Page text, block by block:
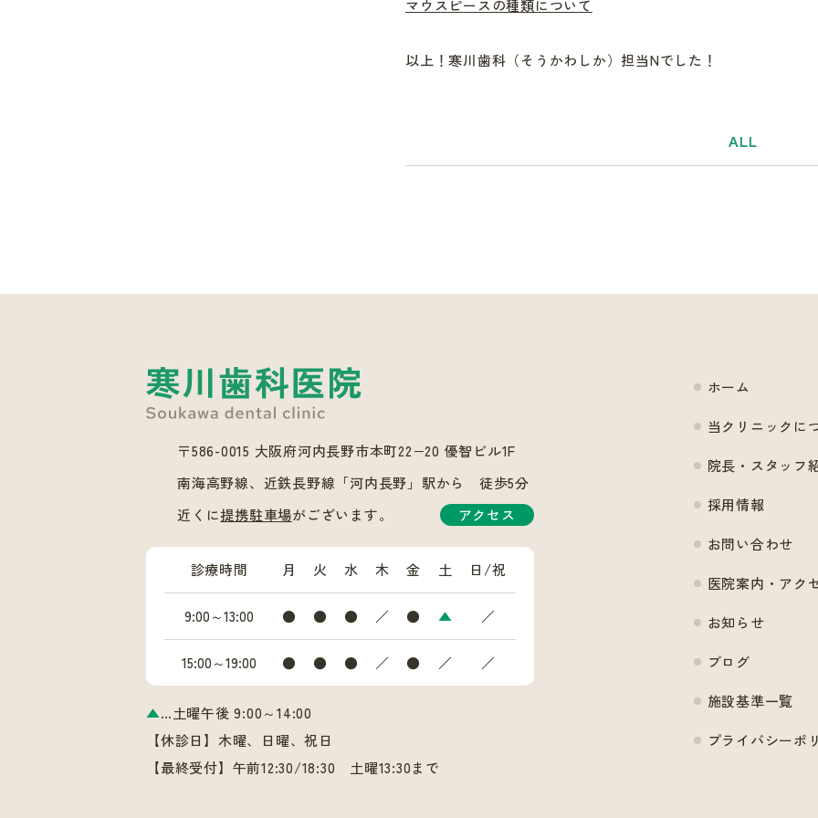
マウスピースの種類について
以上！寒川歯科（そうかわしか）担当Nでした！
ALL
〒586-0015 大阪府河内長野市本町22−20 優智ビル1F
南海高野線、近鉄長野線「河内長野」駅から 徒歩5分
近くに提携駐車場がございます。 アクセス
診療時間 月 火 水 木 金 土 日/祝
9:00～13:00 ● ● ● ／ ● ▲ ／
15:00～19:00 ● ● ● ／ ● ／ ／
▲…土曜午後 9:00～14:00
【休診日】木曜、日曜、祝日
【最終受付】午前12:30/18:30 土曜13:30まで
ホーム
当クリニックに
院長・スタッフ
採用情報
お問い合わせ
医院案内・アク
お知らせ
ブログ
施設基準一覧
プライバシーポ